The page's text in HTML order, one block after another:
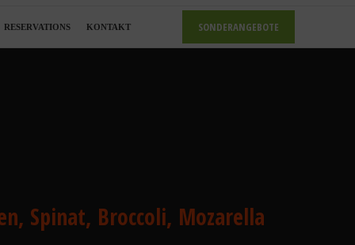
RESERVATIONS KONTAKT SONDERANGEBOTE
Spinat, Broccoli, Mozarella